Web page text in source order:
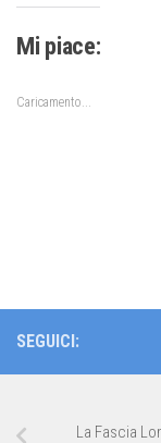
Mi piace:
Caricamento...
SEGUICI:
La Fascia